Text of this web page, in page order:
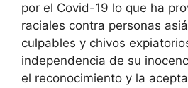
por el Covid-19 lo que ha
raciales contra personas
culpables y chivos
independencia de su
el reconocimiento y la